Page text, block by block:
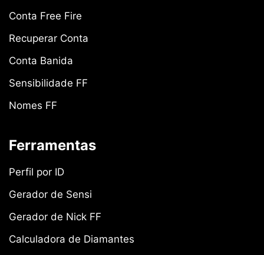
Conta Free Fire
Recuperar Conta
Conta Banida
Sensibilidade FF
Nomes FF
Ferramentas
Perfil por ID
Gerador de Sensi
Gerador de Nick FF
Calculadora de Diamantes